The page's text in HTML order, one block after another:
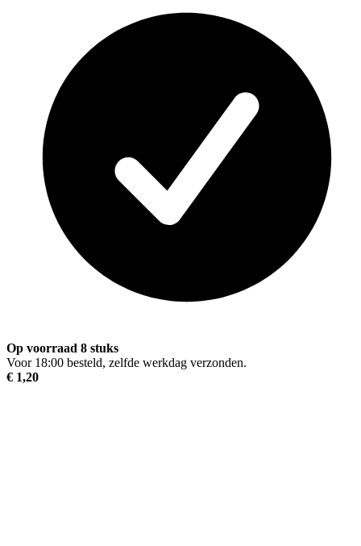
Op voorraad 8 stuks
Voor 18:00 besteld, zelfde werkdag verzonden.
€ 1,20